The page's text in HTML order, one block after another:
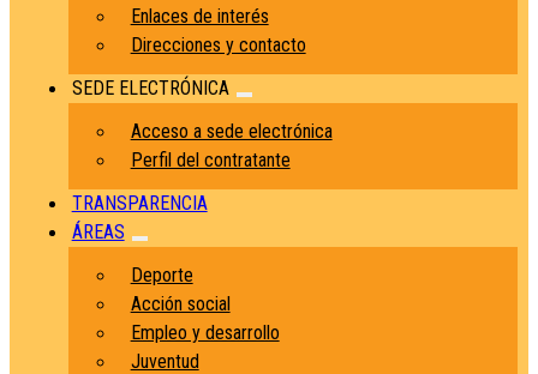
Enlaces de interés
Direcciones y contacto
SEDE ELECTRÓNICA
Acceso a sede electrónica
Perfil del contratante
TRANSPARENCIA
ÁREAS
Deporte
Acción social
Empleo y desarrollo
Juventud